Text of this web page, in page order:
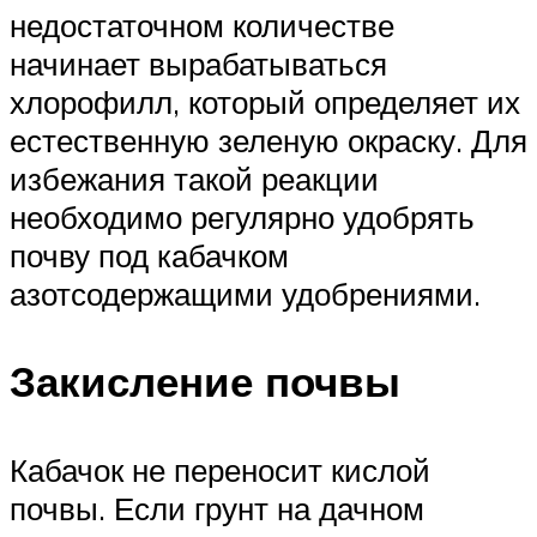
недостаточном количестве
начинает вырабатываться
хлорофилл, который определяет их
естественную зеленую окраску. Для
избежания такой реакции
необходимо регулярно удобрять
почву под кабачком
азотсодержащими удобрениями.
Закисление почвы
Кабачок не переносит кислой
почвы. Если грунт на дачном